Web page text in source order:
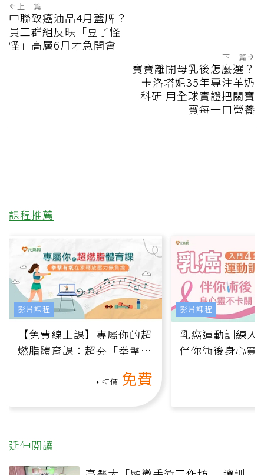
上一篇
中聯致癌油品4月蓋牌？
員工群組反映「豆子怪
怪」高層6月才急開會
下一篇
寶寶離開母乳後怎麼選？
卡洛塔妮35年專注羊奶
科研 用全球實證把關寶
寶每一口營養
課程推薦
【免費線上課】專屬你的超
燃脂體育課：超夯「拳擊有
特價 免費
影片課程
乳癌運動訓練入
伴你術後身心靈
影片課程
延伸閱讀